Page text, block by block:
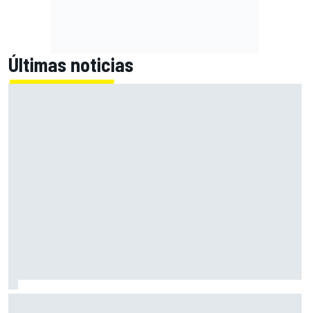
Últimas noticias